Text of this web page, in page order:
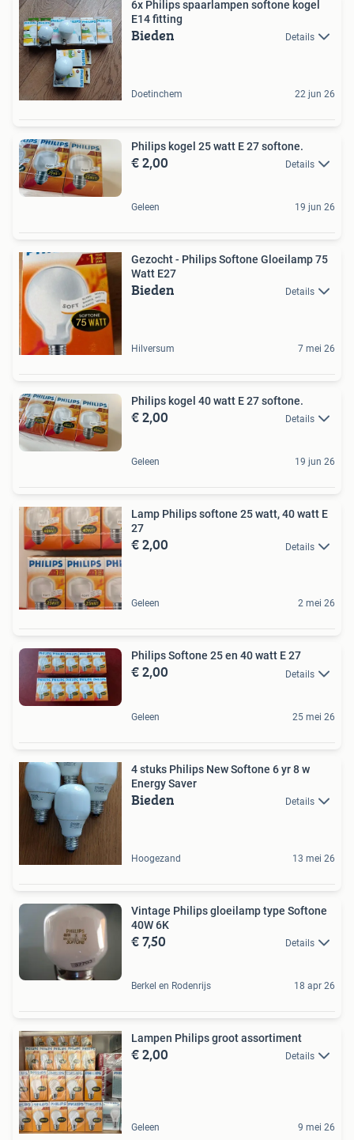
6x Philips spaarlampen softone kogel
E14 fitting
Bieden Details
Doetinchem 22 jun 26
Philips kogel 25 watt E 27 softone.
€ 2,00 Details
Geleen 19 jun 26
Gezocht - Philips Softone Gloeilamp 75
Watt E27
Bieden Details
Hilversum 7 mei 26
Philips kogel 40 watt E 27 softone.
€ 2,00 Details
Geleen 19 jun 26
Lamp Philips softone 25 watt, 40 watt E
27
€ 2,00 Details
Geleen 2 mei 26
Philips Softone 25 en 40 watt E 27
€ 2,00 Details
Geleen 25 mei 26
4 stuks Philips New Softone 6 yr 8 w
Energy Saver
Bieden Details
Hoogezand 13 mei 26
Vintage Philips gloeilamp type Softone
40W 6K
€ 7,50 Details
Berkel en Rodenrijs 18 apr 26
Lampen Philips groot assortiment
€ 2,00 Details
Geleen 9 mei 26